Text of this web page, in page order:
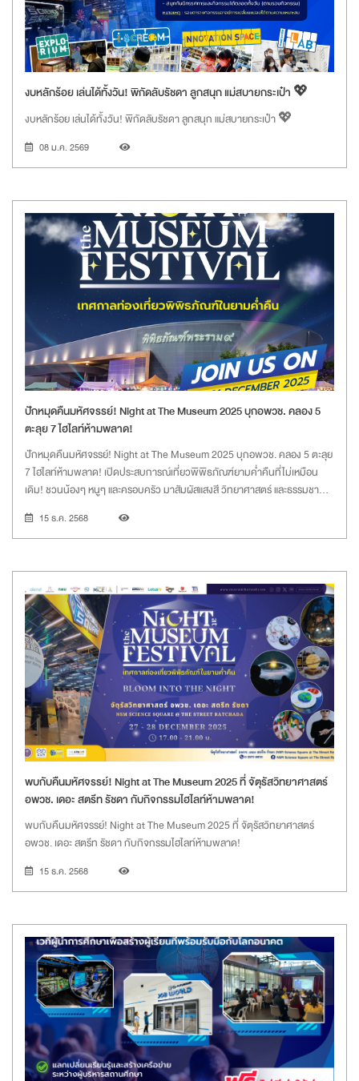
งบหลักร้อย เล่นได้ทั้งวัน! พิกัดลับรัชดา ลูกสนุก แม่สบายกระเป๋า 💖
งบหลักร้อย เล่นได้ทั้งวัน! พิกัดลับรัชดา ลูกสนุก แม่สบายกระเป๋า 💖
08 ม.ค. 2569
ปักหมุดคืนมหัศจรรย์! Night at The Museum 2025 บุกอพวช. คลอง 5
ตะลุย 7 ไฮไลท์ห้ามพลาด!
ปักหมุดคืนมหัศจรรย์! Night at The Museum 2025 บุกอพวช. คลอง 5 ตะลุย
7 ไฮไลท์ห้ามพลาด! เปิดประสบการณ์เที่ยวพิพิธภัณฑ์ยามค่ำคืนที่ไม่เหมือน
เดิม! ชวนน้องๆ หนูๆ และครอบครัว มาสัมผัสแสงสี วิทยาศาสตร์ และธรรมชาติ
15 ธ.ค. 2568
พบกับคืนมหัศจรรย์! Night at The Museum 2025 ที่ จัตุรัสวิทยาศาสตร์
อพวช. เดอะ สตรีท รัชดา กับกิจกรรมไฮไลท์ห้ามพลาด!
พบกับคืนมหัศจรรย์! Night at The Museum 2025 ที่ จัตุรัสวิทยาศาสตร์
อพวช. เดอะ สตรีท รัชดา กับกิจกรรมไฮไลท์ห้ามพลาด!
15 ธ.ค. 2568